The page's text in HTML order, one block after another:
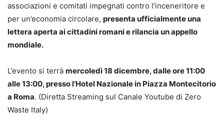
associazioni e comitati impegnati contro l’inceneritore e
per un’economia circolare, presenta ufficialmente una
lettera aperta ai cittadini romani e rilancia un appello
mondiale.
L’evento si terrà mercoledì 18 dicembre, dalle ore 11:00
alle 13:00, presso l’Hotel Nazionale in Piazza Montecitorio
a Roma. (Diretta Streaming sul Canale Youtube di Zero
Waste Italy)